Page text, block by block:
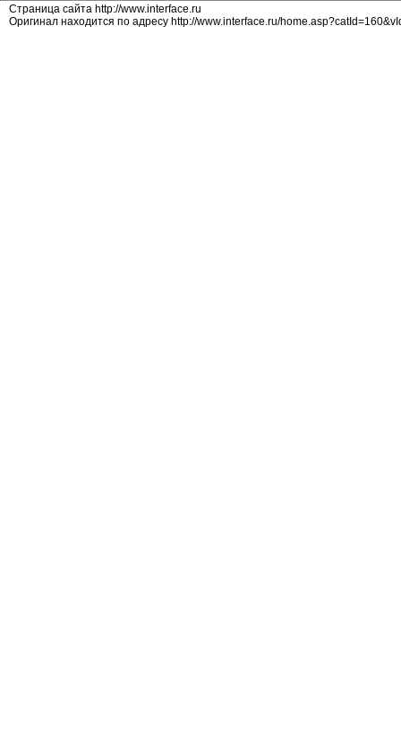
Страница сайта http://www.interface.ru
Оригинал находится по адресу http://www.interface.ru/